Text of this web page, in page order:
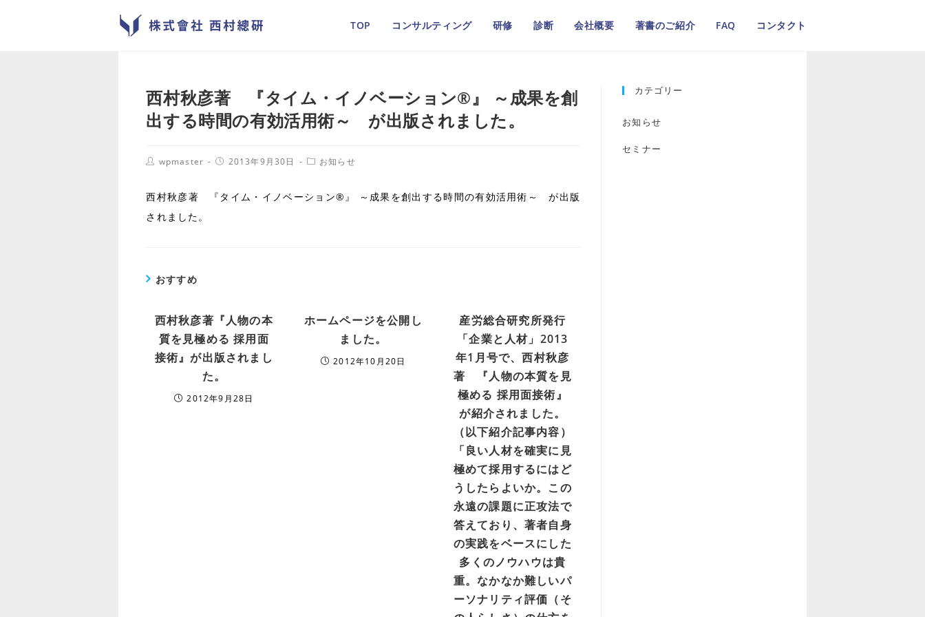
TOP コンサルティング 研修 診断 会社概要 著書のご紹介 FAQ コンタクト
西村秋彦著 『タイム・イノベーション®』 ～成果を創
出する時間の有効活用術～ が出版されました。
wpmaster 2013年9月30日 お知らせ
西村秋彦著 『タイム・イノベーション®』 ～成果を創出する時間の有効活用術～ が出版
されました。
おすすめ
西村秋彦著『人物の本
質を見極める 採用面
接術』が出版されまし
た。
2012年9月28日
ホームページを公開し
ました。
2012年10月20日
産労総合研究所発行
「企業と人材」2013
年1月号で、西村秋彦
著 『人物の本質を見
極める 採用面接術』
が紹介されました。
（以下紹介記事内容）
「良い人材を確実に見
極めて採用するにはど
うしたらよいか。この
永遠の課題に正攻法で
答えており、著者自身
の実践をベースにした
多くのノウハウは貴
重。なかなか難しいパ
ーソナリティ評価（そ
カテゴリー
お知らせ
セミナー